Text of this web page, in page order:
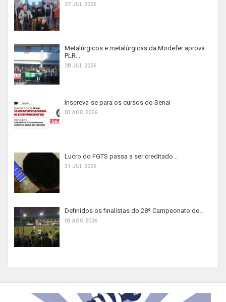
27 JUL 2026
Metalúrgicos e metalúrgicas da Modefer aprova
PLR...
28 JUL 2026
Inscreva-se para os cursos do Senai
03 AGO 2026
Lucro do FGTS passa a ser creditado...
31 JUL 2026
Definidos os finalistas do 28º Campeonato de...
03 AGO 2026